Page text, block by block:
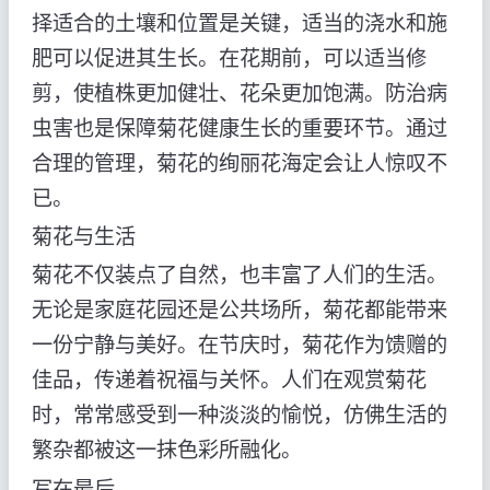
择适合的土壤和位置是关键，适当的浇水和施
肥可以促进其生长。在花期前，可以适当修
剪，使植株更加健壮、花朵更加饱满。防治病
虫害也是保障菊花健康生长的重要环节。通过
合理的管理，菊花的绚丽花海定会让人惊叹不
已。
菊花与生活
菊花不仅装点了自然，也丰富了人们的生活。
无论是家庭花园还是公共场所，菊花都能带来
一份宁静与美好。在节庆时，菊花作为馈赠的
佳品，传递着祝福与关怀。人们在观赏菊花
时，常常感受到一种淡淡的愉悦，仿佛生活的
繁杂都被这一抹色彩所融化。